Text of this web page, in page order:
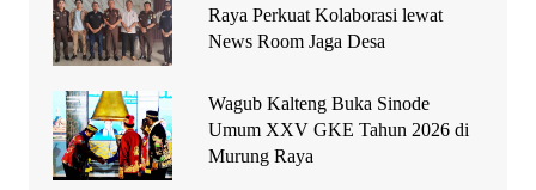
Raya Perkuat Kolaborasi lewat
News Room Jaga Desa
Wagub Kalteng Buka Sinode
Umum XXV GKE Tahun 2026 di
Murung Raya